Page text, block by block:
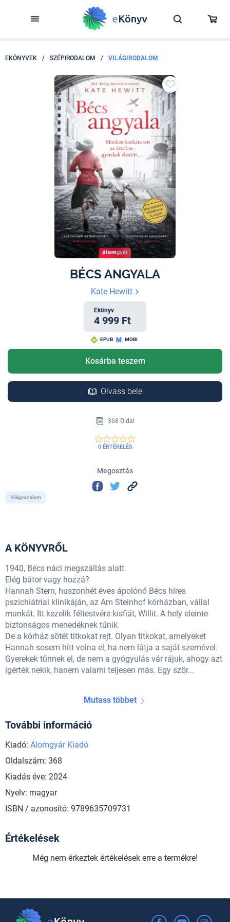
EKÖNYVEK / SZÉPIRODALOM / VILÁGIRODALOM
BÉCS ANGYALA
Kate Hewitt
Ekönyv
4 999 Ft
EPUB MOBI
Kosárba teszem
Olvass bele
368 Oldal
0 ÉRTÉKELÉS
Megosztás
Világirodalom
A KÖNYVRŐL
1940, Bécs náci megszállás alatt
Elég bátor vagy hozzá?
Hannah Stern, huszonhét éves ápolónő Bécs híres
pszichiátriai klinikáján, az Am Steinhof kórházban, vállal
munkát. Itt kezelik féltestvére kisfiát, Willit. A hely eleinte
biztonságos menedéknek tűnik.
De a kórház sötét titkokat rejt. Olyan titkokat, amelyeket
Hannah sosem hitt volna el, ha nem látja a saját szemével.
Gyerekek tűnnek el, de nem a gyógyulás vár rájuk, ahogy azt
ígérték nekik, hanem valami teljesen más. Egy ször...
Mutass többet
További információ
Kiadó: Álomgyár Kiadó
Oldalszám: 368
Kiadás éve: 2024
Nyelv: magyar
ISBN / azonosító: 9789635709731
Értékelések
Még nem érkeztek értékelések erre a termékre!